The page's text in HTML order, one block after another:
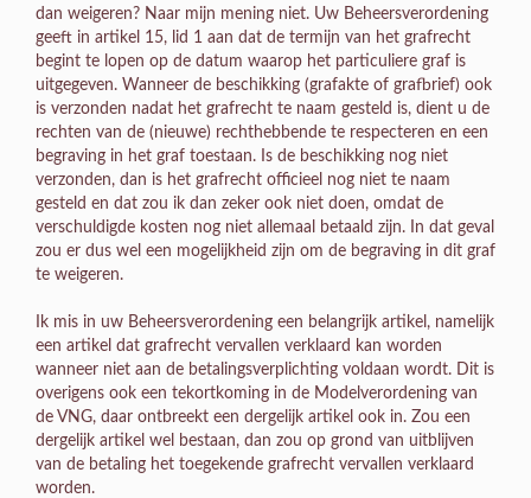
dan weigeren? Naar mijn mening niet. Uw Beheersverordening
geeft in artikel 15, lid 1 aan dat de termijn van het grafrecht
begint te lopen op de datum waarop het particuliere graf is
uitgegeven. Wanneer de beschikking (grafakte of grafbrief) ook
is verzonden nadat het grafrecht te naam gesteld is, dient u de
rechten van de (nieuwe) rechthebbende te respecteren en een
begraving in het graf toestaan. Is de beschikking nog niet
verzonden, dan is het grafrecht officieel nog niet te naam
gesteld en dat zou ik dan zeker ook niet doen, omdat de
verschuldigde kosten nog niet allemaal betaald zijn. In dat geval
zou er dus wel een mogelijkheid zijn om de begraving in dit graf
te weigeren.
Ik mis in uw Beheersverordening een belangrijk artikel, namelijk
een artikel dat grafrecht vervallen verklaard kan worden
wanneer niet aan de betalingsverplichting voldaan wordt. Dit is
overigens ook een tekortkoming in de Modelverordening van
de VNG, daar ontbreekt een dergelijk artikel ook in. Zou een
dergelijk artikel wel bestaan, dan zou op grond van uitblijven
van de betaling het toegekende grafrecht vervallen verklaard
worden.